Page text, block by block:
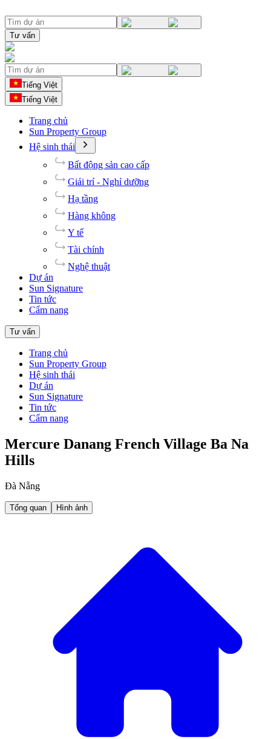
Tư vấn
Tiếng Việt
Tiếng Việt
Trang chủ
Sun Property Group
Hệ sinh thái
Bất động sản cao cấp
Giải trí - Nghỉ dưỡng
Hạ tầng
Hàng không
Y tế
Tài chính
Nghệ thuật
Dự án
Sun Signature
Tin tức
Cẩm nang
Tư vấn
Trang chủ
Sun Property Group
Hệ sinh thái
Dự án
Sun Signature
Tin tức
Cẩm nang
Mercure Danang French Village Ba Na
Hills
Đà Nẵng
Tổng quan Hình ảnh